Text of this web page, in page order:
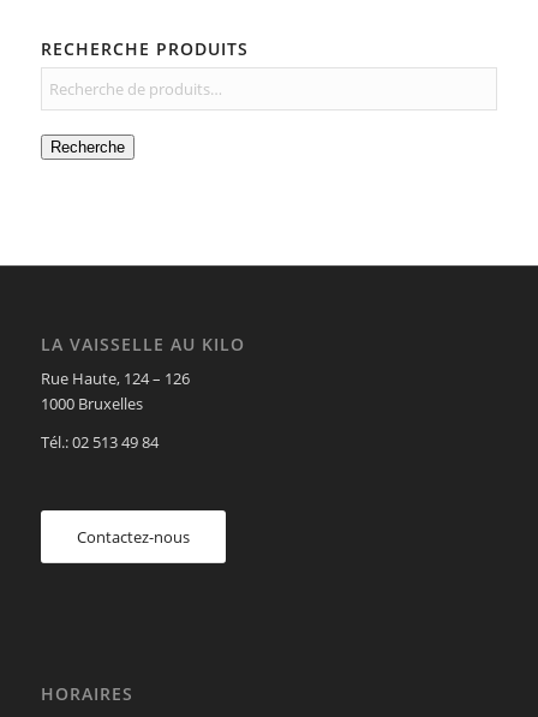
RECHERCHE PRODUITS
Recherche
LA VAISSELLE AU KILO
Rue Haute, 124 – 126
1000 Bruxelles
Tél.: 02 513 49 84
Contactez-nous
HORAIRES